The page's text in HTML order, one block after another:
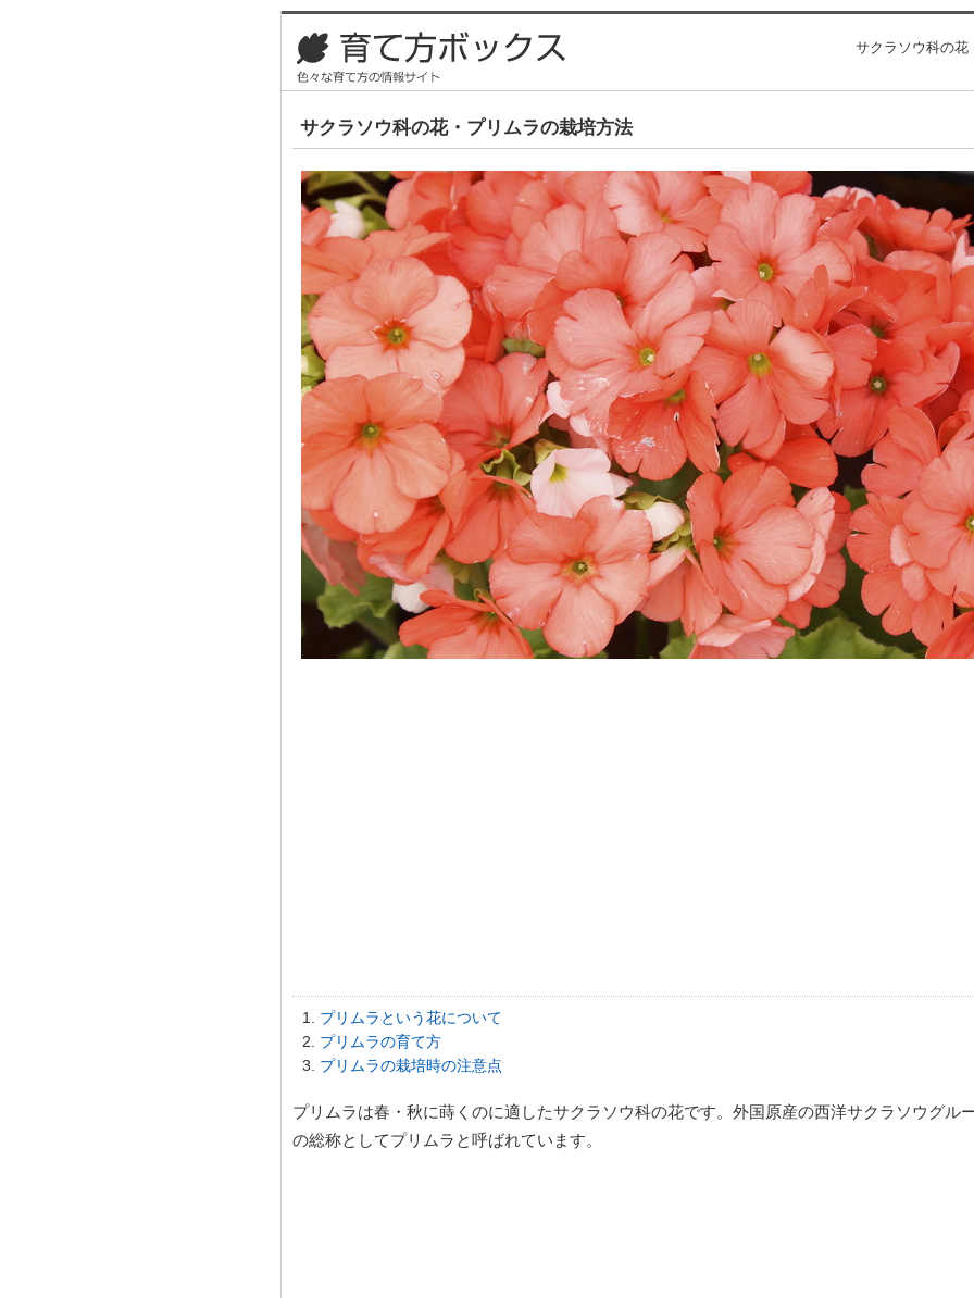
サクラソウ科の
サクラソウ科の花・プリムラの栽培方法
プリムラという花について
プリムラの育て方
プリムラの栽培時の注意点
プリムラは春・秋に蒔くのに適したサクラソウ科の花です。外国原産の西洋サクラソウグル
の総称としてプリムラと呼ばれています。